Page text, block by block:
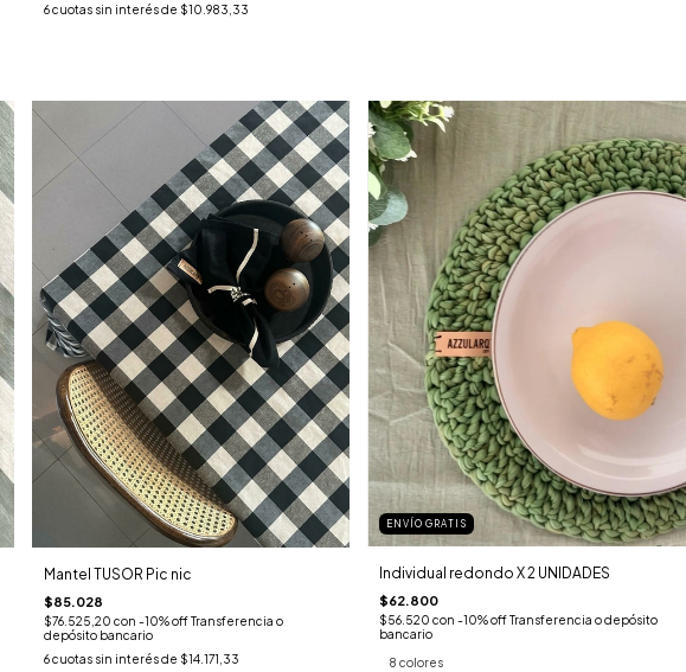
6 cuotas sin interés de $10.983,33
Mantel TUSOR Pic nic
$85.028
$76.525,20 con -10% off Transferencia o
depósito bancario
6 cuotas sin interés de $14.171,33
ENVÍO GRATIS
Individual redondo X 2 UNIDADES
$62.800
$56.520con -10% off Transferencia o depósito
bancario
8 colores